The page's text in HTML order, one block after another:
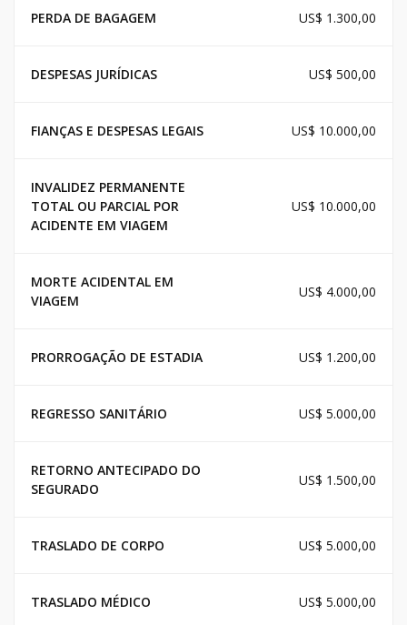
PERDA DE BAGAGEM US$ 1.300,00
DESPESAS JURÍDICAS US$ 500,00
FIANÇAS E DESPESAS LEGAIS US$ 10.000,00
INVALIDEZ PERMANENTE
TOTAL OU PARCIAL POR
ACIDENTE EM VIAGEM
US$ 10.000,00
MORTE ACIDENTAL EM
VIAGEM
US$ 4.000,00
PRORROGAÇÃO DE ESTADIA US$ 1.200,00
REGRESSO SANITÁRIO US$ 5.000,00
RETORNO ANTECIPADO DO
SEGURADO
US$ 1.500,00
TRASLADO DE CORPO US$ 5.000,00
TRASLADO MÉDICO US$ 5.000,00